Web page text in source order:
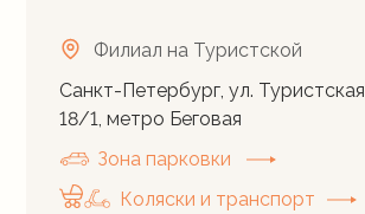
Санкт-Петербург, ул. Туристская
18/1, метро Беговая
Филиал на Туристской
Зона парковки
Коляски и транспорт